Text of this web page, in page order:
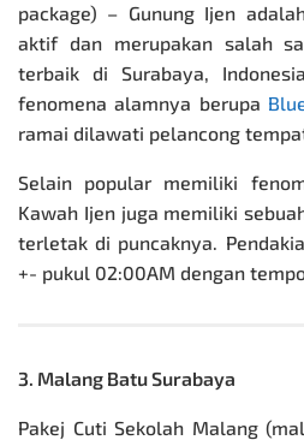
package) – Gunung Ijen
aktif dan merupakan salah
terbaik di Surabaya,
fenomena alamnya berupa
ramai dilawati pelancong
Selain popular memiliki
Kawah Ijen juga memiliki
terletak di puncaknya.
+- pukul 02:00AM dengan
3. Malang Batu Surabaya
Pakej Cuti Sekolah Malang